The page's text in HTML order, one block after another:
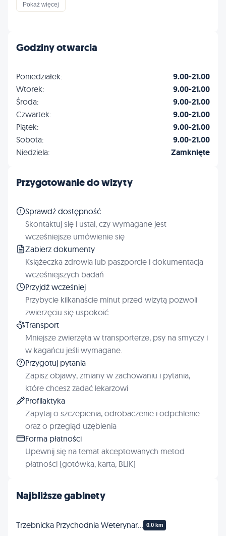
Ortopedia
Pokaż więcej
Najbliższe gabinety
0.0 km
Godziny otwarcia
Poniedziałek: 9.00-21.00
Wtorek: 9.00-21.00
Środa: 9.00-21.00
Czwartek: 9.00-21.00
Piątek: 9.00-21.00
Sobota: 9.00-21.00
Niedziela: Zamknięte
Przygotowanie do wizyty
Sprawdź dostępność
Skontaktuj się i ustal, czy wymagane jest
wcześniejsze umówienie się
Zabierz dokumenty
Książeczka zdrowia lub paszporcie i dokumentacja
wcześniejszych badań
Przyjdź wcześniej
Przybycie kilkanaście minut przed wizytą pozwoli
zwierzęciu się uspokoić
Transport
Mniejsze zwierzęta w transporterze, psy na smyczy i
w kagańcu jeśli wymagane.
Przygotuj pytania
Zapisz objawy, zmiany w zachowaniu i pytania,
które chcesz zadać lekarzowi
Profilaktyka
Zapytaj o szczepienia, odrobaczenie i odpchlenie
oraz o przegląd uzębienia
Forma płatności
Upewnij się na temat akceptowanych metod
płatności (gotówka, karta, BLIK)